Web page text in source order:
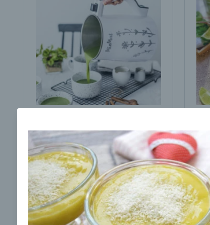
cesnakom od LaPetit
00:25 Zobraziť